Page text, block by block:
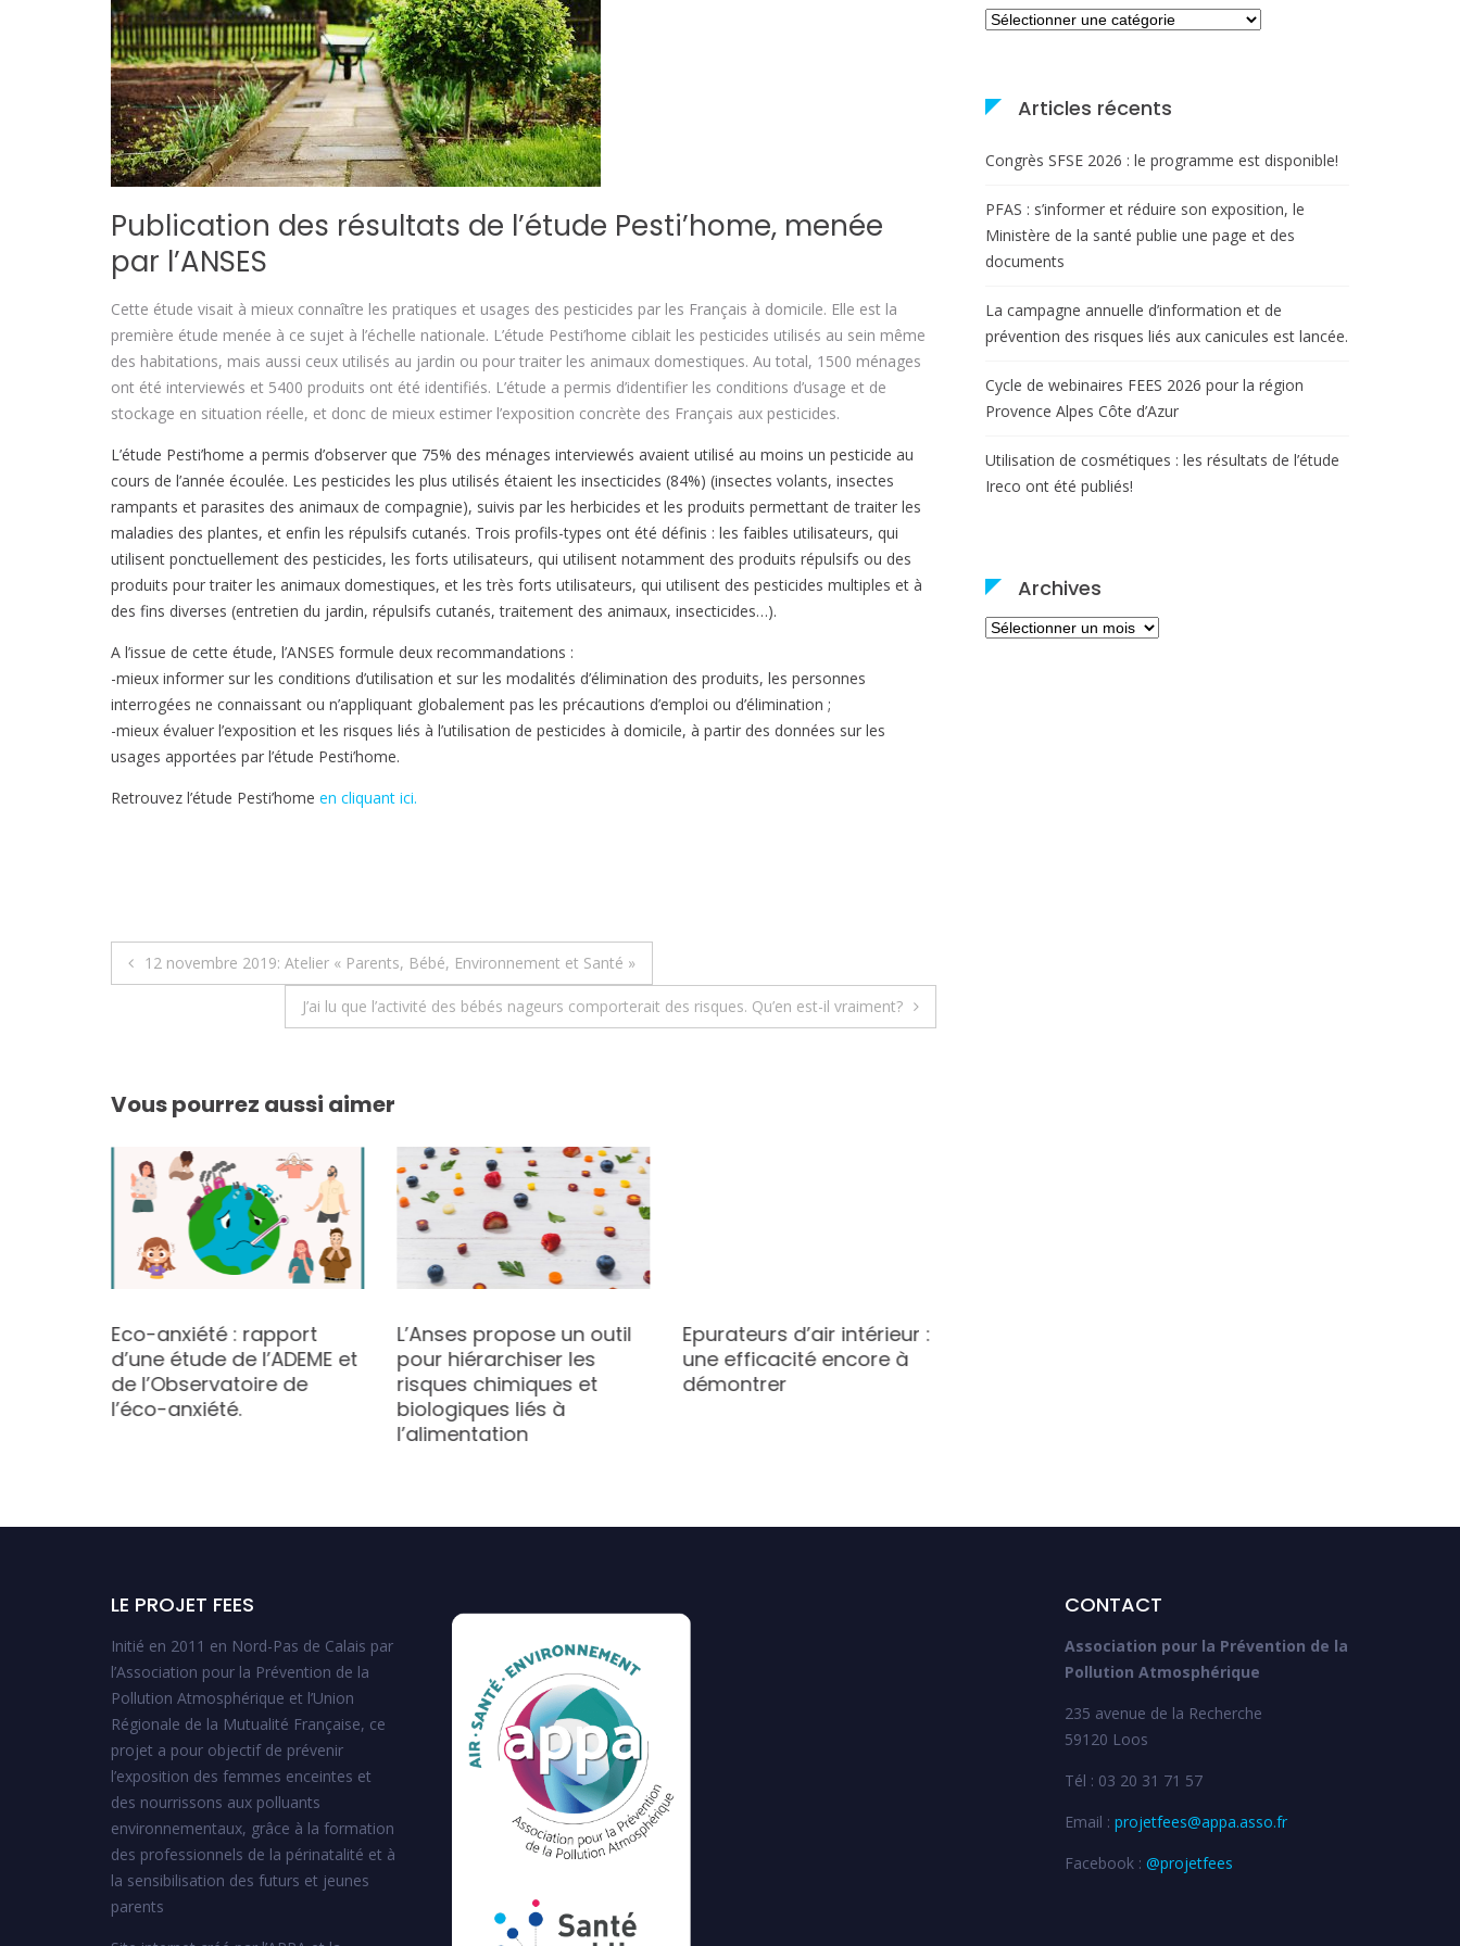
Publication des résultats de l’étude Pesti’home, menée
par l’ANSES
Cette étude visait à mieux connaître les pratiques et usages des pesticides par les Français à domicile. Elle est la
première étude menée à ce sujet à l’échelle nationale. L’étude Pesti’home ciblait les pesticides utilisés au sein même
des habitations, mais aussi ceux utilisés au jardin ou pour traiter les animaux domestiques. Au total, 1500 ménages
ont été interviewés et 5400 produits ont été identifiés. L’étude a permis d’identifier les conditions d’usage et de
stockage en situation réelle, et donc de mieux estimer l’exposition concrète des Français aux pesticides.
L’étude Pesti’home a permis d’observer que 75% des ménages interviewés avaient utilisé au moins un pesticide au
cours de l’année écoulée. Les pesticides les plus utilisés étaient les insecticides (84%) (insectes volants, insectes
rampants et parasites des animaux de compagnie), suivis par les herbicides et les produits permettant de traiter les
maladies des plantes, et enfin les répulsifs cutanés. Trois profils-types ont été définis : les faibles utilisateurs, qui
utilisent ponctuellement des pesticides, les forts utilisateurs, qui utilisent notamment des produits répulsifs ou des
produits pour traiter les animaux domestiques, et les très forts utilisateurs, qui utilisent des pesticides multiples et à
des fins diverses (entretien du jardin, répulsifs cutanés, traitement des animaux, insecticides…).
A l’issue de cette étude, l’ANSES formule deux recommandations :
-mieux informer sur les conditions d’utilisation et sur les modalités d’élimination des produits, les personnes
interrogées ne connaissant ou n’appliquant globalement pas les précautions d’emploi ou d’élimination ;
-mieux évaluer l’exposition et les risques liés à l’utilisation de pesticides à domicile, à partir des données sur les
usages apportées par l’étude Pesti’home.
Retrouvez l’étude Pesti’home en cliquant ici.
Navigation
12 novembre 2019: Atelier « Parents, Bébé, Environnement et Santé »
J’ai lu que l’activité des bébés nageurs comporterait des risques. Qu’en est-il vraiment?
Vous pourrez aussi aimer
Eco-anxiété : rapport
d’une étude de l’ADEME et
de l’Observatoire de
l’éco-anxiété.
L’Anses propose un outil
pour hiérarchiser les
risques chimiques et
biologiques liés à
l’alimentation
Epurateurs d’air intérieur :
une efficacité encore à
démontrer
Catégories
Articles récents
Congrès SFSE 2026 : le programme est disponible!
PFAS : s’informer et réduire son exposition, le
Ministère de la santé publie une page et des
documents
La campagne annuelle d’information et de
prévention des risques liés aux canicules est lancée.
Cycle de webinaires FEES 2026 pour la région
Provence Alpes Côte d’Azur
Utilisation de cosmétiques : les résultats de l’étude
Ireco ont été publiés!
Archives
Archives
LE PROJET FEES
Initié en 2011 en Nord-Pas de Calais par
l’Association pour la Prévention de la
Pollution Atmosphérique et l’Union
Régionale de la Mutualité Française, ce
projet a pour objectif de prévenir
l’exposition des femmes enceintes et
des nourrissons aux polluants
environnementaux, grâce à la formation
des professionnels de la périnatalité et à
la sensibilisation des futurs et jeunes
parents
CONTACT
Association pour la Prévention de la
Pollution Atmosphérique
235 avenue de la Recherche
59120 Loos
Tél : 03 20 31 71 57
Email : projetfees@appa.asso.fr
Facebook : @projetfees